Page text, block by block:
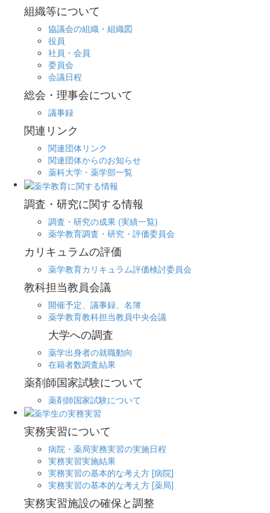
組織等について
協議会の組織・組織図
役員
社員・会員
委員会
会議日程
総会・理事会について
議事録
関連リンク
関連団体リンク
関連団体からのお知らせ
薬科大学・薬学部一覧
調査・研究に関する情報
調査・研究の成果 (実績一覧)
薬学教育調査・研究・評価委員会
カリキュラムの評価
薬学教育カリキュラム評価検討委員会
教科担当教員会議
開催予定、議事録、名簿
薬学教育教科担当教員中央会議
大学への調査
薬学出身者の就職動向
在籍者数調査結果
薬剤師国家試験について
薬剤師国家試験について
実務実習について
病院・薬局実務実習の実施日程
実務実習実施結果
実務実習の基本的な考え方 [病院]
実務実習の基本的な考え方 [薬局]
実務実習施設の確保と調整